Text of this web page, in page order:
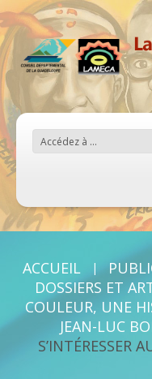
ACCUEIL
DOSSIERS ET
COULEUR, UNE
JEAN-LUC
S’INTÉRESSER